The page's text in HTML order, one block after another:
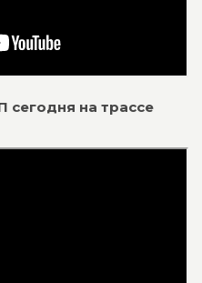
сегодня на трассе